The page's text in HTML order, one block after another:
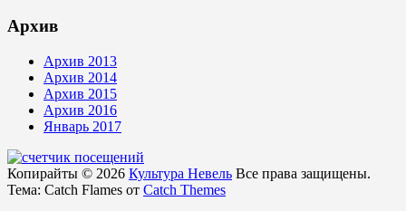
Архив
Архив 2013
Архив 2014
Архив 2015
Архив 2016
Январь 2017
Копирайты © 2026 Культура Невель Все права защищены.
Тема: Catch Flames от Catch Themes